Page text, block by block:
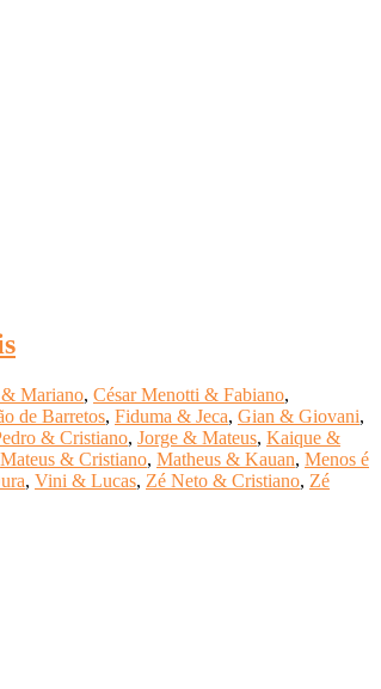
Mariano, César Menotti & Fabiano,
de Barretos, Fiduma & Jeca, Gian & Giovani,
& Cristiano, Jorge & Mateus, Kaique &
Mateus & Cristiano, Matheus & Kauan, Menos é
, Vini & Lucas, Zé Neto & Cristiano, Zé